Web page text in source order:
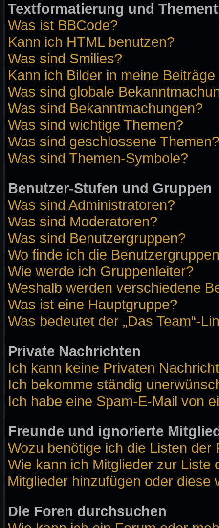
Textformatierung und
Was ist BBCode?
Kann ich HTML benutzen?
Was sind Smilies?
Kann ich Bilder in meine
Was sind globale
Was sind Bekanntmachungen?
Was sind wichtige Themen?
Was sind geschlossene Themen?
Was sind Themen-Symbole?
Benutzer-Stufen und Gruppen
Was sind Administratoren?
Was sind Moderatoren?
Was sind Benutzergruppen?
Wo finde ich die
Wie werde ich Gruppenleiter?
Weshalb werden verschiedene
Was ist eine Hauptgruppe?
Was bedeutet der „Das Team“-
Private Nachrichten
Ich kann keine Privaten
Ich bekomme ständig
Ich habe eine Spam-E-Mail von
Freunde und ignorierte
Wozu benötige ich die Listen
Wie kann ich Mitglieder zur
Mitglieder hinzufügen oder
Die Foren durchsuchen